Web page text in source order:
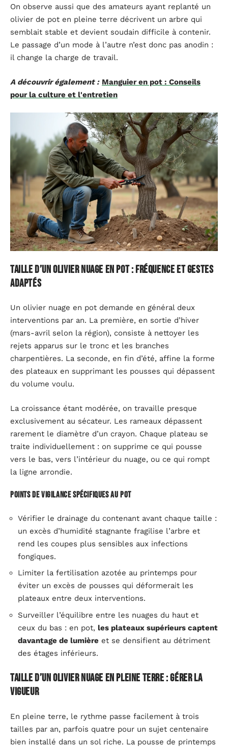
On observe aussi que des amateurs ayant replanté un
olivier de pot en pleine terre décrivent un arbre qui
semblait stable et devient soudain difficile à contenir.
Le passage d’un mode à l’autre n’est donc pas anodin :
il change la charge de travail.
A découvrir également : Manguier en pot : Conseils
pour la culture et l'entretien
Taille d’un olivier nuage en pot : fréquence et gestes
adaptés
Un olivier nuage en pot demande en général deux
interventions par an. La première, en sortie d’hiver
(mars-avril selon la région), consiste à nettoyer les
rejets apparus sur le tronc et les branches
charpentières. La seconde, en fin d’été, affine la forme
des plateaux en supprimant les pousses qui dépassent
du volume voulu.
La croissance étant modérée, on travaille presque
exclusivement au sécateur. Les rameaux dépassent
rarement le diamètre d’un crayon. Chaque plateau se
traite individuellement : on supprime ce qui pousse
vers le bas, vers l’intérieur du nuage, ou ce qui rompt
la ligne arrondie.
Points de vigilance spécifiques au pot
Vérifier le drainage du contenant avant chaque taille :
un excès d’humidité stagnante fragilise l’arbre et
rend les coupes plus sensibles aux infections
fongiques.
Limiter la fertilisation azotée au printemps pour
éviter un excès de pousses qui déformerait les
plateaux entre deux interventions.
Surveiller l’équilibre entre les nuages du haut et
ceux du bas : en pot, les plateaux supérieurs captent
davantage de lumière et se densifient au détriment
des étages inférieurs.
Taille d’un olivier nuage en pleine terre : gérer la
vigueur
En pleine terre, le rythme passe facilement à trois
tailles par an, parfois quatre pour un sujet centenaire
bien installé dans un sol riche. La pousse de printemps